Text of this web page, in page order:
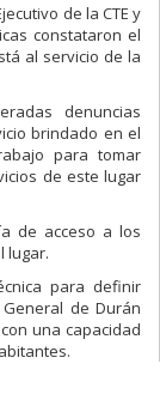
de la CTE y
constataron el
al servicio de la
denuncias
brindado en el
para tomar
de este lugar
de acceso a los
lugar.
para definir
de Durán
una capacidad